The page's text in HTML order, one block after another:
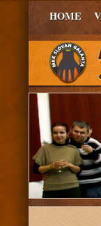
HOME